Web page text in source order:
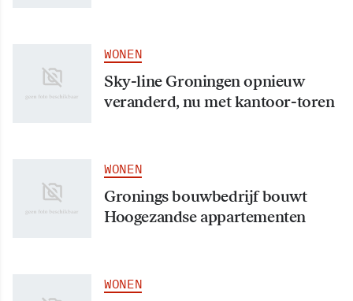
WONEN
Sky-line Groningen opnieuw
veranderd, nu met kantoor-toren
WONEN
Gronings bouwbedrijf bouwt
Hoogezandse appartementen
WONEN